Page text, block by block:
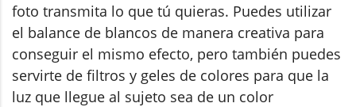
foto transmita lo que tú quieras. Puedes utilizar
el balance de blancos de manera creativa para
conseguir el mismo efecto, pero también puedes
servirte de filtros y geles de colores para que la
luz que llegue al sujeto sea de un color